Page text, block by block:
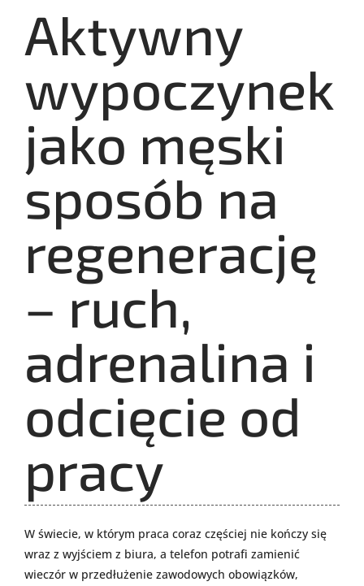
Aktywny
wypoczynek
jako męski
sposób na
regenerację
– ruch,
adrenalina i
odcięcie od
pracy
W świecie, w którym praca coraz częściej nie kończy się
wraz z wyjściem z biura, a telefon potrafi zamienić
wieczór w przedłużenie zawodowych obowiązków,